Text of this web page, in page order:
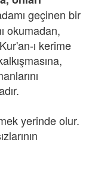
geçinen bir
okumadan,
ı kerime
yerinde olur.